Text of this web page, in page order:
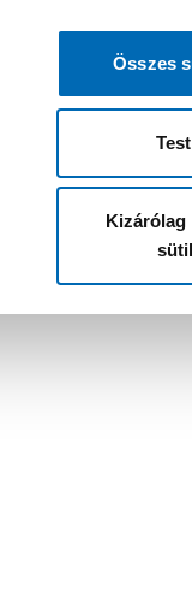
Összes
Kizárólag